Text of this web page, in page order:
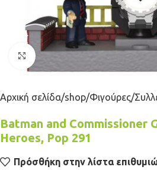
Κλικ για μεγέθυνση
Αρχική σελίδα shop Φιγούρες
Batman and Commissioner
Heroes, Pop 291
Πρόσθήκη στην λίστα